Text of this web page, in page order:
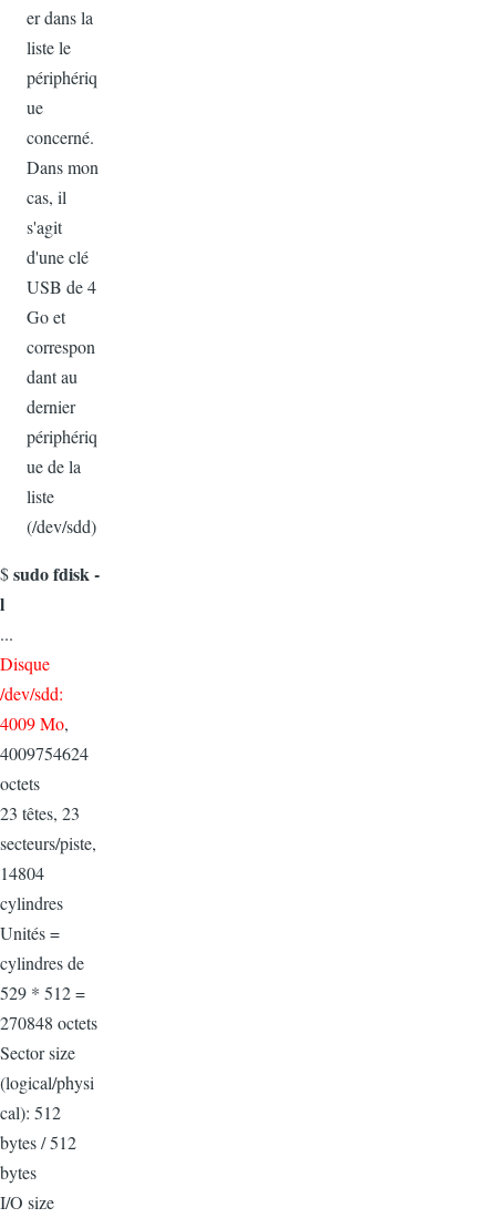
er dans la
liste le
périphériq
ue
concerné.
Dans mon
cas, il
s'agit
d'une clé
USB de 4
Go et
correspon
dant au
dernier
périphériq
ue de la
liste
(/dev/sdd)
$sudo fdisk -
l
...
Disque
/dev/sdd:
4009 Mo,
4009754624
octets
23 têtes, 23
secteurs/piste,
14804
cylindres
Unités =
cylindres de
529 * 512 =
270848 octets
Sector size
(logical/physi
cal): 512
bytes / 512
bytes
I/O size